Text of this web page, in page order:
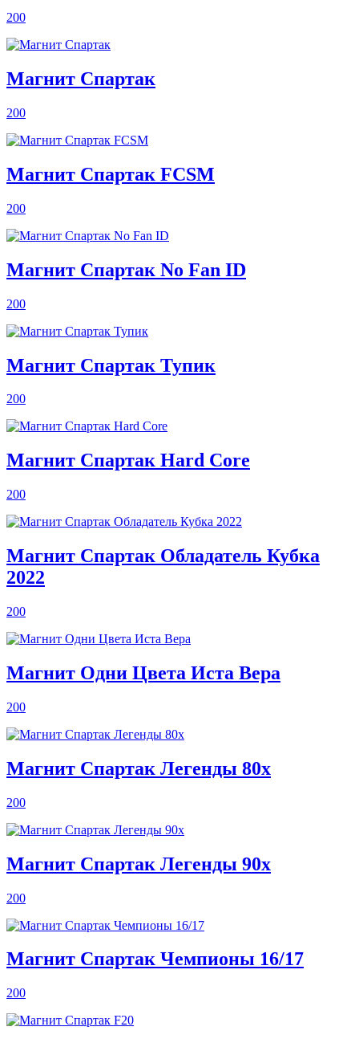
200
Магнит Спартак
200
Магнит Спартак FCSM
200
Магнит Спартак No Fan ID
200
Магнит Спартак Тупик
200
Магнит Спартак Hard Core
200
Магнит Спартак Обладатель Кубка
2022
200
Магнит Одни Цвета Иста Вера
200
Магнит Спартак Легенды 80х
200
Магнит Спартак Легенды 90х
200
Магнит Спартак Чемпионы 16/17
200